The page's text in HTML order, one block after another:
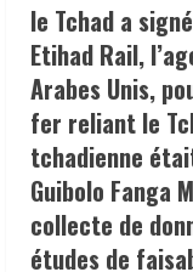
le Tchad a
Etihad Rail,
Arabes Unis,
fer reliant le
tchadienne
Guibolo Fanga
collecte de
études de